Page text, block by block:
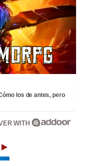
los de antes, pero
WITH